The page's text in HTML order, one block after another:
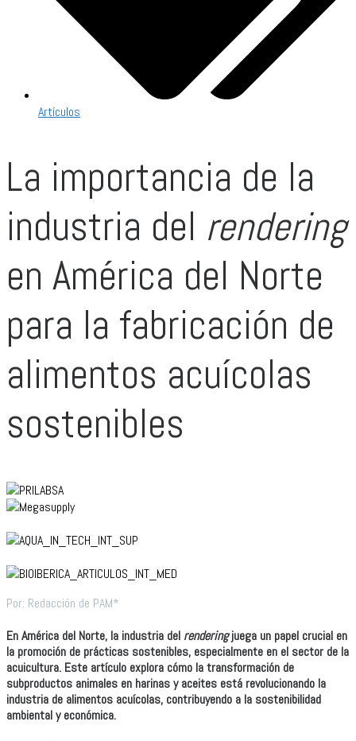
Artículos
La importancia de la
industria del rendering
en América del Norte
para la fabricación de
alimentos acuícolas
sostenibles
Por: Redacción de PAM*
En América del Norte, la industria del renderingjuega un papel crucial en
la promoción de prácticas sostenibles, especialmente en el sector de la
acuicultura. Este artículo explora cómo la transformación de
subproductos animales en harinas y aceites está revolucionando la
industria de alimentos acuícolas, contribuyendo a la sostenibilidad
ambiental y económica.